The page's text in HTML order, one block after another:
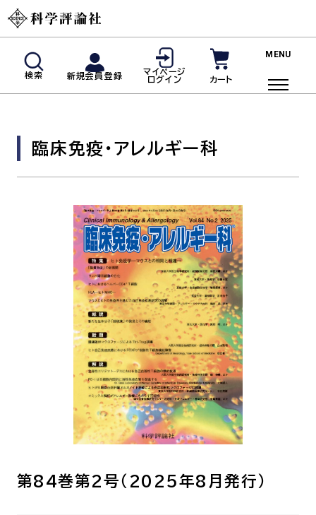
検索 新規会員登録
マイページ
ログイン
カート
新規会員登録
マイページログイン
よくあるご質問
雑誌
脳神経内科(神経内科)
臨床免疫・アレルギー科
呼吸器内科
皮膚科
循環器内科
腎臓内科
臨床免疫・アレルギー科
第84巻第2号（2025年8月発行）